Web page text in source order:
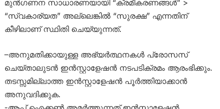
മുൻഗണന സാധാരണയായി “ക്രമീകരണങ്ങൾ” >
“സ്വകാര്യത” അല്ലെങ്കിൽ “സുരക്ഷ” എന്നതിന്
കീഴിലാണ് സ്ഥിതി ചെയ്യുന്നത്.
–അനുമതിക്കായുള്ള അഭ്യർത്ഥനകൾ പ്രോസസ്
ചെയ്താലുടൻ ഇൻസ്റ്റാളേഷൻ നടപടിക്രമം ആരംഭിക്കും.
തടസ്സമില്ലാത്ത ഇൻസ്റ്റാളേഷൻ പൂർത്തിയാക്കാൻ
അനുവദിക്കുക.